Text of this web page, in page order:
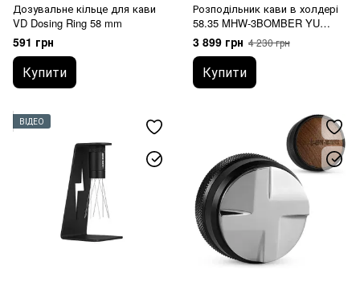
Дозувальне кільце для кави
VD Dosing Ring 58 mm
591 грн
Купити
Розподільник кави в холдері
58.35 MHW-3BOMBER YU
Series Cyclone WDT
3 899 грн 4 230 грн
Купити
ВІДЕО